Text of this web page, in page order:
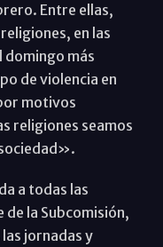
Entre ellas,
en las
domingo más
de violencia en
motivos
religiones seamos
a todas las
la Subcomisión,
jornadas y